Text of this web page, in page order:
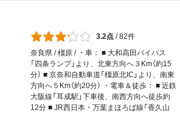
3.2点 /82件
奈良県 / 橿原 / ・車： ■ 大和高田バイパス
「四条ランプ」より、北東方向へ３Km（約15
分） ■ 京奈和自動車道「橿原北IC」より、南東
方向へ５Km（約20分） ・電車＆徒歩： ■ 近鉄
大阪線「耳成駅」下車後、南西方向へ徒歩約
12分 ■ JR西日本・万葉まほろば線「香久山